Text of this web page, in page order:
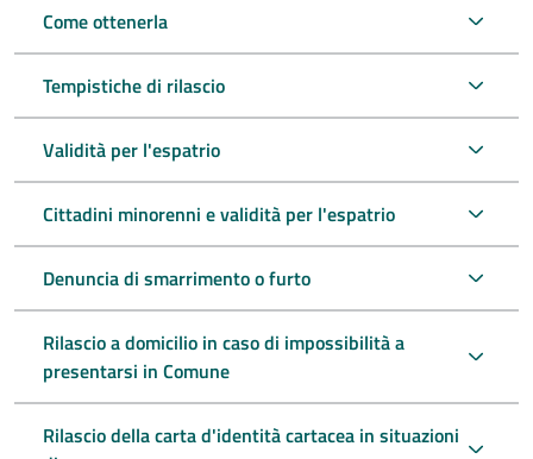
Come ottenerla
Tempistiche di rilascio
Validità per l'espatrio
Cittadini minorenni e validità per l'espatrio
Denuncia di smarrimento o furto
Rilascio a domicilio in caso di impossibilità a
presentarsi in Comune
Rilascio della carta d'identità cartacea in situazioni